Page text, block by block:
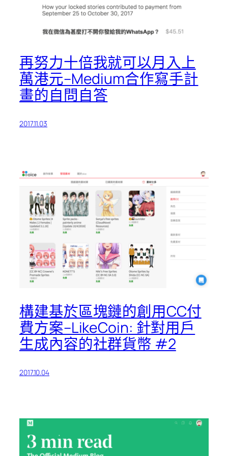
再努力十倍我就可以月入上
萬港元–Medium合作寫手計
畫的自問自答
2017.11.03
構建基於區塊鏈的創用CC付
費方案–LikeCoin: 針對用戶
生成內容的社群貨幣 #2
2017.10.04